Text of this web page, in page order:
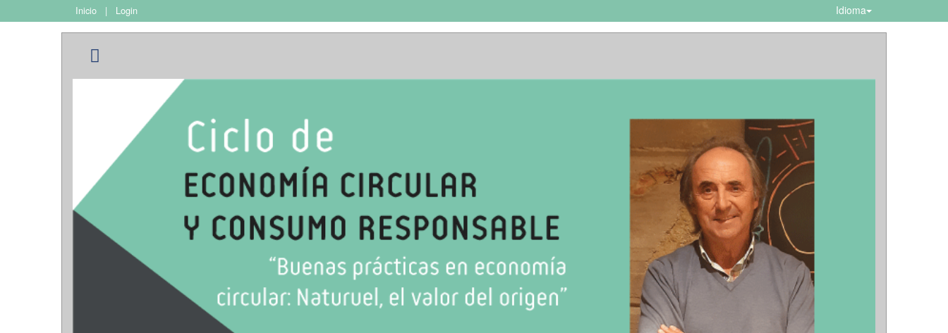
Inicio | Login Idioma